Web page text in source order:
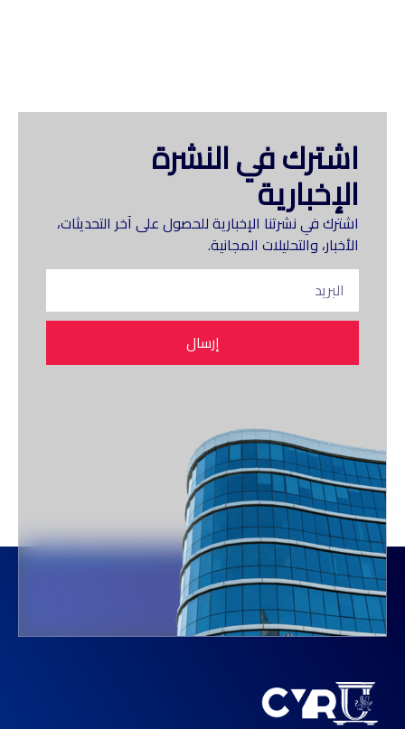
اشترك في النشرة
الإخبارية
اشترك في نشرتنا الإخبارية للحصول على آخر التحديثات،
الأخبار، والتحليلات المجانية.
إرسال